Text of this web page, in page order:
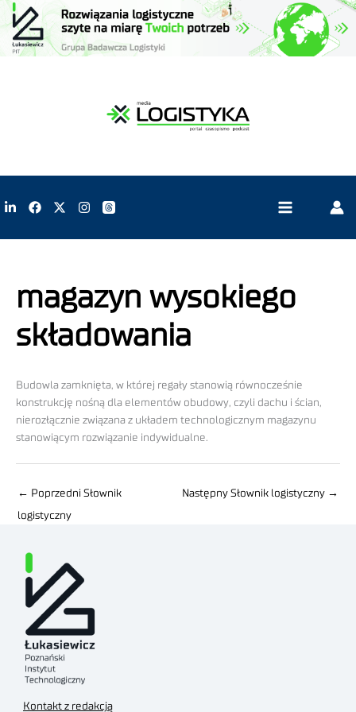
magazyn wysokiego
składowania
Budowla zamknięta, w której regały stanowią równocześnie
konstrukcję nośną dla elementów obudowy, czyli dachu i ścian,
nierozłącznie związana z układem technologicznym magazynu
stanowiącym rozwiązanie indywidualne.
← Poprzedni Słownik
logistyczny
Następny Słownik logistyczny →
Kontakt z redakcją